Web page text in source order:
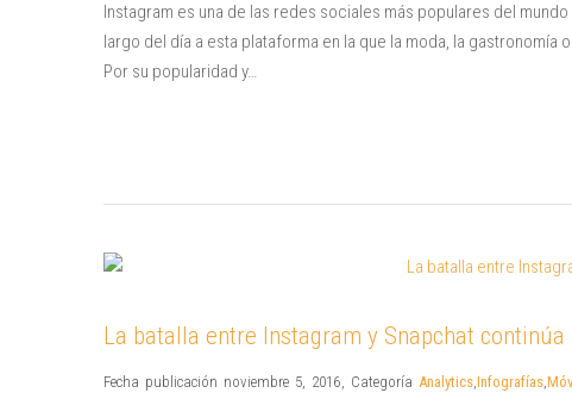
Instagram es una de las redes sociales más populares del
largo del día a esta plataforma en la que la moda, la
Por su popularidad y…
La batalla entre Instagram y Snapchat continúa
Fecha publicación noviembre 5, 2016, Categoría Analytics,Infografías,